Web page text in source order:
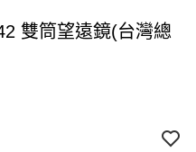
雙筒望遠鏡(台灣總